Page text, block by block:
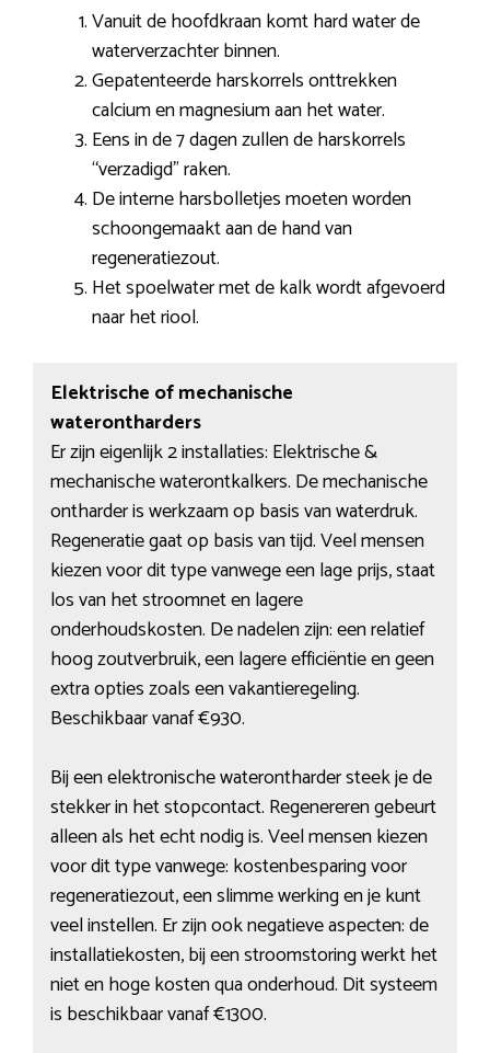
Vanuit de hoofdkraan komt hard water de
waterverzachter binnen.
Gepatenteerde harskorrels onttrekken
calcium en magnesium aan het water.
Eens in de 7 dagen zullen de harskorrels
“verzadigd” raken.
De interne harsbolletjes moeten worden
schoongemaakt aan de hand van
regeneratiezout.
Het spoelwater met de kalk wordt afgevoerd
naar het riool.
Elektrische of mechanische
waterontharders
Er zijn eigenlijk 2 installaties: Elektrische &
mechanische waterontkalkers. De mechanische
ontharder is werkzaam op basis van waterdruk.
Regeneratie gaat op basis van tijd. Veel mensen
kiezen voor dit type vanwege een lage prijs, staat
los van het stroomnet en lagere
onderhoudskosten. De nadelen zijn: een relatief
hoog zoutverbruik, een lagere efficiëntie en geen
extra opties zoals een vakantieregeling.
Beschikbaar vanaf €930.
Bij een elektronische waterontharder steek je de
stekker in het stopcontact. Regenereren gebeurt
alleen als het echt nodig is. Veel mensen kiezen
voor dit type vanwege: kostenbesparing voor
regeneratiezout, een slimme werking en je kunt
veel instellen. Er zijn ook negatieve aspecten: de
installatiekosten, bij een stroomstoring werkt het
niet en hoge kosten qua onderhoud. Dit systeem
is beschikbaar vanaf €1300.